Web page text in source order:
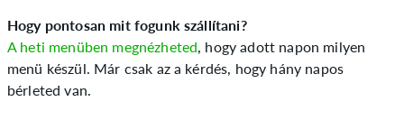
Hogy pontosan mit fogunk szállítani?
A heti menüben megnézheted, hogy adott napon milyen
menü készül. Már csak az a kérdés, hogy hány napos
bérleted van.